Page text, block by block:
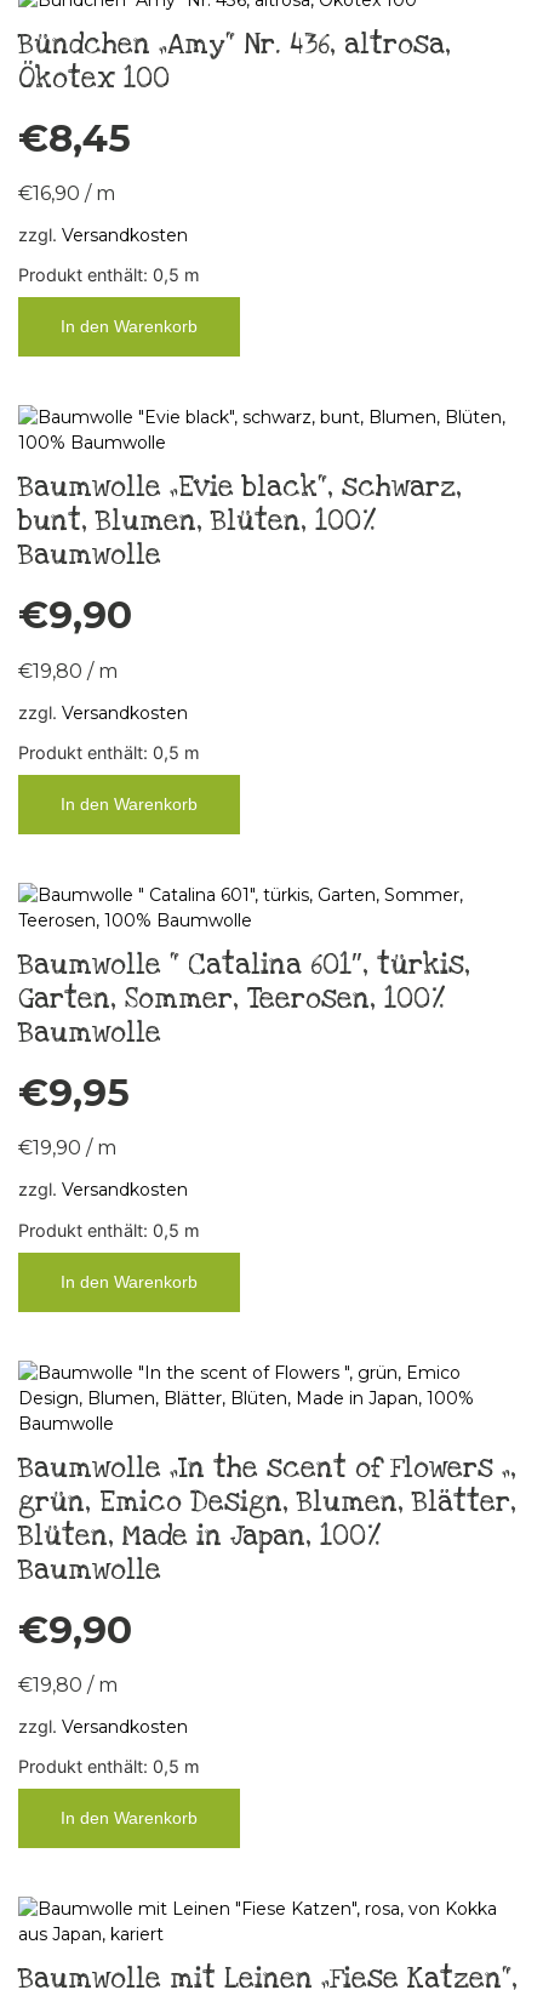
Bündchen „Amy“ Nr. 436, altrosa,
Ökotex 100
€8,45
€16,90 / m
zzgl. Versandkosten
Produkt enthält: 0,5 m
In den Warenkorb
Baumwolle „Evie black“, schwarz,
bunt, Blumen, Blüten, 100%
Baumwolle
€9,90
€19,80 / m
zzgl. Versandkosten
Produkt enthält: 0,5 m
In den Warenkorb
Baumwolle “ Catalina 601″, türkis,
Garten, Sommer, Teerosen, 100%
Baumwolle
€9,95
€19,90 / m
zzgl. Versandkosten
Produkt enthält: 0,5 m
In den Warenkorb
Baumwolle „In the scent of Flowers „,
grün, Emico Design, Blumen, Blätter,
Blüten, Made in Japan, 100%
Baumwolle
€9,90
€19,80 / m
zzgl. Versandkosten
Produkt enthält: 0,5 m
In den Warenkorb
Baumwolle mit Leinen „Fiese Katzen“,